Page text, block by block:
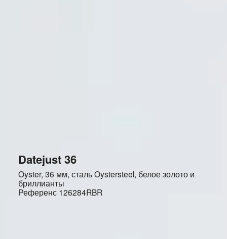
Datejust 36
Oyster, 36 мм, сталь Oystersteel, белое золото и
бриллианты
Референс 126284RBR